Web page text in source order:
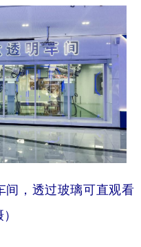
间，透过玻璃可直观看